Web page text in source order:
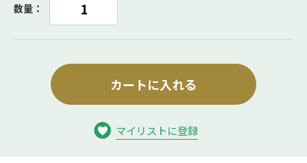
数量：
カートに入れる
マイリストに登録